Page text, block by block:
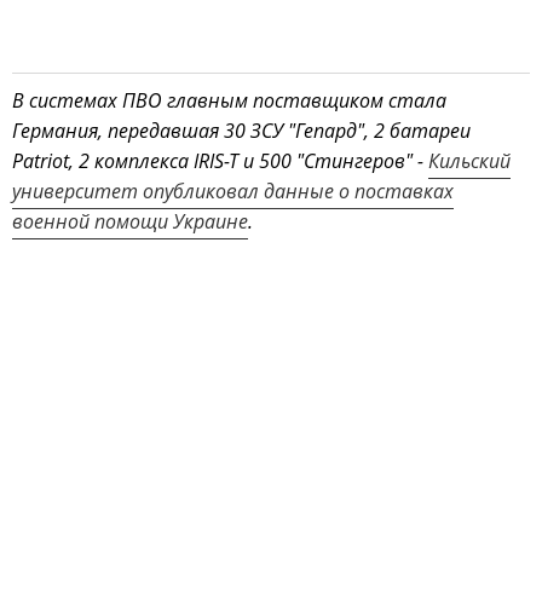
В системах ПВО главным поставщиком стала
Германия, передавшая 30 ЗСУ "Гепард", 2 батареи
Patriot, 2 комплекса IRIS-T и 500 "Стингеров" -Кильский
университет опубликовал данные о поставках
военной помощи Украине.